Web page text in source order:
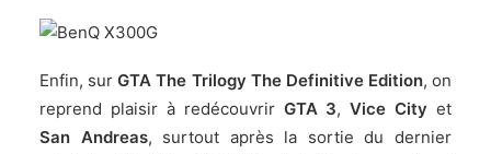
Enfin, surGTA The Trilogy The Definitive Edition, on
reprend plaisir à redécouvrir GTA 3,Vice City et
San Andreas, surtout après la sortie du dernier